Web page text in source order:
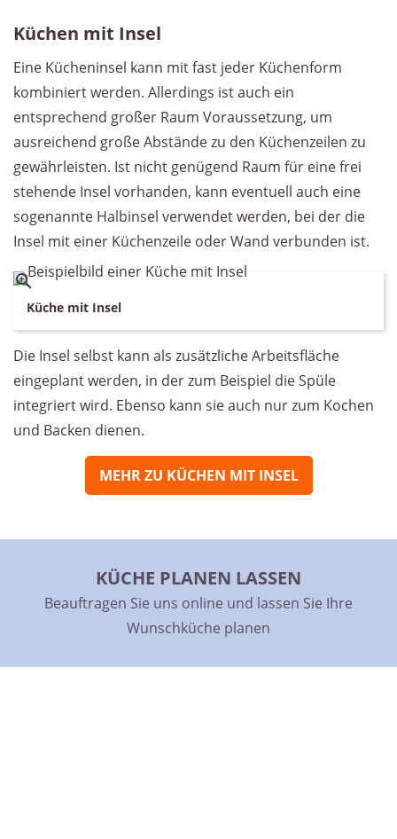
Küchen mit Insel
Eine Kücheninsel kann mit fast jeder Küchenform
kombiniert werden. Allerdings ist auch ein
entsprechend großer Raum Voraussetzung, um
ausreichend große Abstände zu den Küchenzeilen zu
gewährleisten. Ist nicht genügend Raum für eine frei
stehende Insel vorhanden, kann eventuell auch eine
sogenannte Halbinsel verwendet werden, bei der die
Insel mit einer Küchenzeile oder Wand verbunden ist.
Küche mit Insel
Die Insel selbst kann als zusätzliche Arbeitsfläche
eingeplant werden, in der zum Beispiel die Spüle
integriert wird. Ebenso kann sie auch nur zum Kochen
und Backen dienen.
MEHR ZU KÜCHEN MIT INSEL
KÜCHE ONLINE KAUFEN
Kaufen Sie Ihre Küche günstig und direkt online
KÜCHE PLANEN LASSEN
Beauftragen Sie uns online und lassen Sie Ihre
Wunschküche planen